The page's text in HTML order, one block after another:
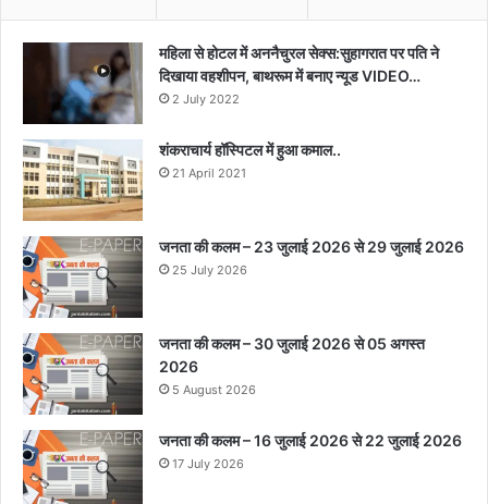
महिला से होटल में अननैचुरल सेक्स:सुहागरात पर पति ने
दिखाया वहशीपन, बाथरूम में बनाए न्यूड VIDEO…
2 July 2022
शंकराचार्य हॉस्पिटल में हुआ कमाल..
21 April 2021
जनता की कलम – 23 जुलाई 2026 से 29 जुलाई 2026
25 July 2026
जनता की कलम – 30 जुलाई 2026 से 05 अगस्त
2026
5 August 2026
जनता की कलम – 16 जुलाई 2026 से 22 जुलाई 2026
17 July 2026